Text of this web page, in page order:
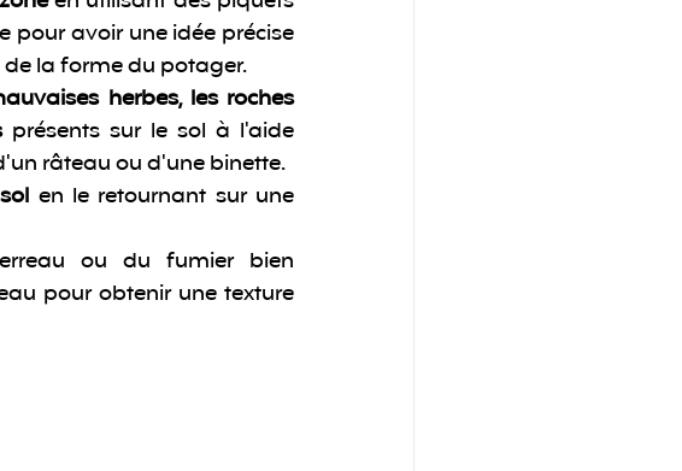
pour avoir une idée précise
la forme du potager.
herbes, les roches
présents sur le sol à l'aide
râteau ou d'une binette.
en le retournant sur une
ou du fumier bien
pour obtenir une texture